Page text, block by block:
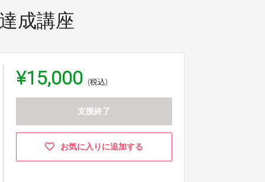
成講座
¥15,000 (税込)
支援終了
お気に入りに追加する